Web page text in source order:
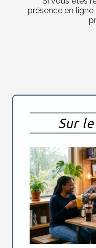
présence en
Sur